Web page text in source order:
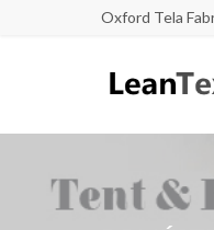
Oxford Tela